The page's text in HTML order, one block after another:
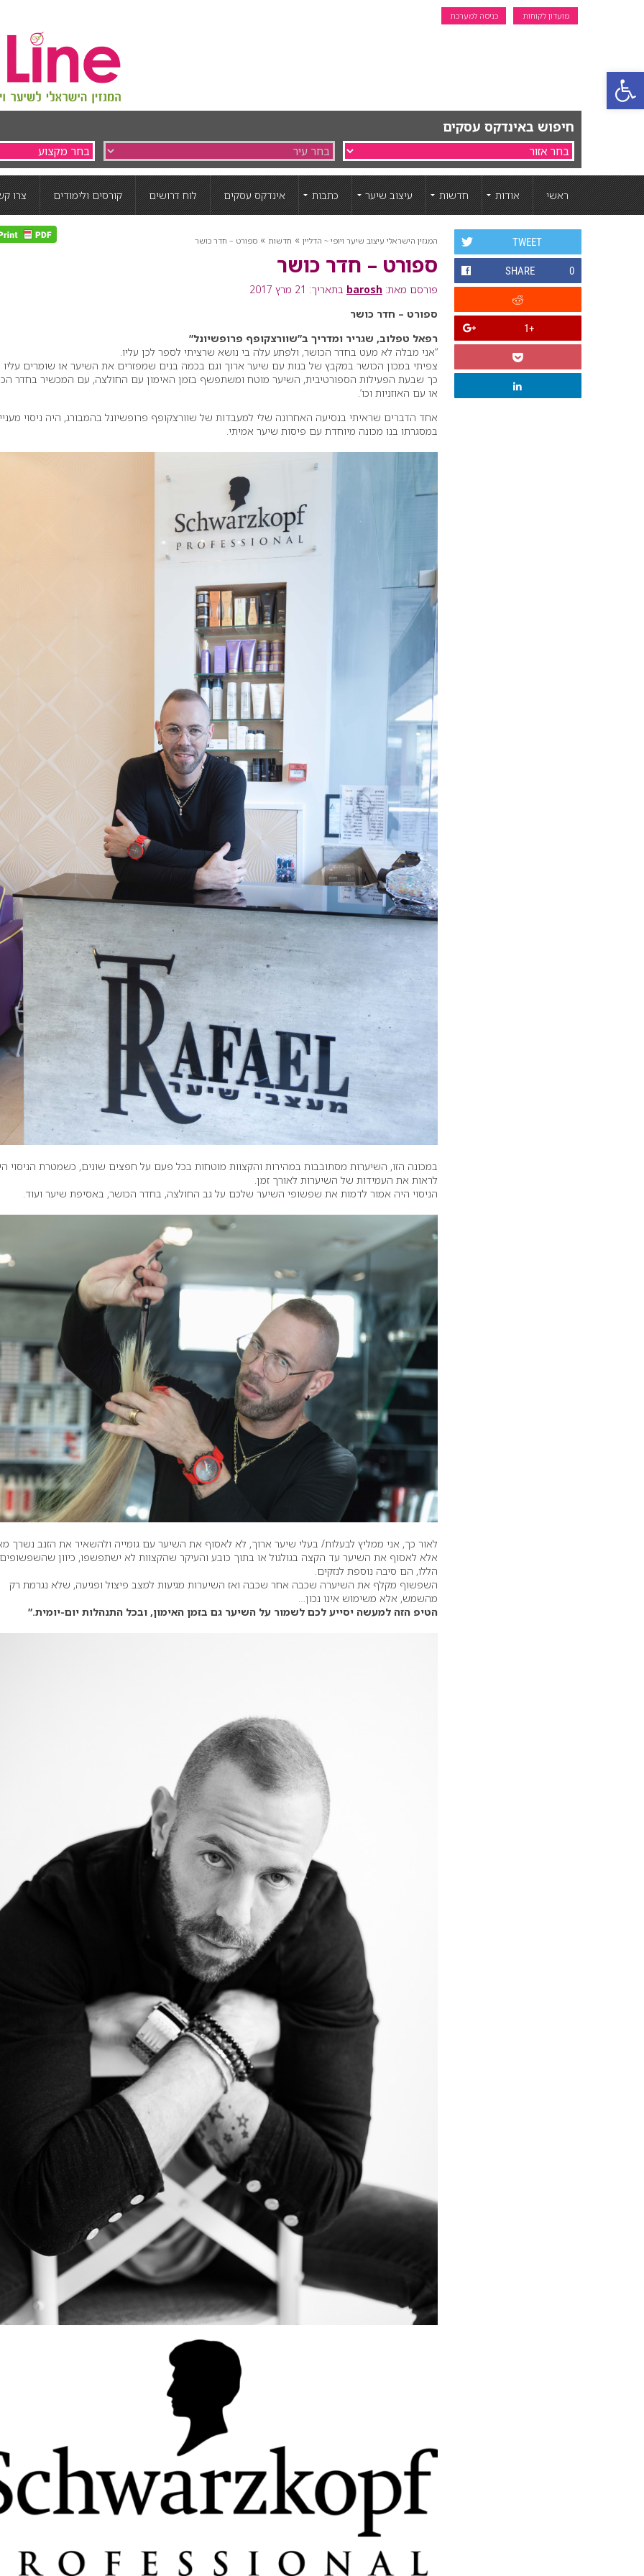
פתח סרגל נגישות
מועדון לקוחות כניסה למערכת
חיפוש באינדקס עסקים
ראשי אודות חדשות עיצוב שיער כתבות אינדקס עסקים לוח דרושים קורסים ולימודים צרו
המגזין הישראלי עיצוב שיער ויופי ~ הדליין » חדשות » ספורט – חדר כושר
ספורט – חדר כושר
פורסם מאת: barosh בתאריך: 21 מרץ 2017
TWEET
SHARE 0
+1
ספורט – חדר כושר
רפאל טפלוב, שגריר ומדריך ב”שוורצקופף פרופשיונל”
“אני מבלה לא מעט בחדר הכושר, ולפתע עלה בי נושא שרציתי לספר לכן עליו.
צפיתי במכון הכושר במקבץ של בנות עם שיער ארוך וגם בכמה בנים שמפזרים את השיער או שומרים עליו
כך שבעת הפעילות הספורטיבית, השיער מוטח ומשתפשף בזמן האימון עם החולצה, עם המכשיר בחדר
או עם האוזניות וכו’.
אחד הדברים שראיתי בנסיעה האחרונה שלי למעבדות של שוורצקופף פרופשיונל בהמבורג, היה ניסוי
במסגרתו בנו מכונה מיוחדת עם פיסות שיער אמיתי.
במכונה הזו, השיערות מסתובבות במהירות והקצוות מוטחות בכל פעם על חפצים שונים, כשמטרת הניסוי
לראות את העמידות של השיערות לאורך זמן.
הניסוי היה אמור לדמות את שפשופי השיער שלכם על גב החולצה, בחדר הכושר, באסיפת שיער ועוד.
לאור כך, אני ממליץ לבעלות/ בעלי שיער ארוך, לא לאסוף את השיער עם גומייה ולהשאיר את הזנב נשרך
אלא לאסוף את השיער עד הקצה בגולגול או בתוך כובע והעיקר שהקצוות לא ישתפשפו, כיוון שהשפשופים
הללו, הם סיבה נוספת לנזקים.
השפשוף מקלף את השיערה שכבה אחר שכבה ואז השיערות מגיעות למצב פיצול ופגיעה, שלא נגרמת רק
מהשמש, אלא משימוש אינו נכון…
הטיפ הזה למעשה יסייע לכם לשמור על השיער גם בזמן האימון, ובכל התנהלות יום-יומית.”